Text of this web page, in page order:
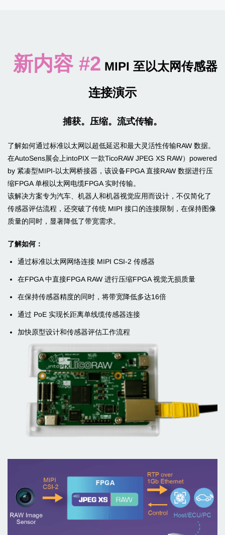
新内容 #2 MIPI 至以太网传感器
连接演示
捕获。压缩。流式传输。
了解如何通过标准以太网以超低延迟和最大灵活性传输RAW 数据。
在AutoSens展会上intoPIX 一款TicoRAW JPEG XS RAW）powered
by 紧凑型MIPI-以太网桥接器，该设备FPGA 直接RAW 数据进行压
缩FPGA 单根以太网电缆FPGA 实时传输。
该解决方案专为汽车、机器人和机器视觉应用而设计，不仅简化了
传感器评估流程，还突破了传统 MIPI 接口的连接限制，在保持图像
质量的同时，显著降低了带宽需求。
了解如何：
通过标准以太网网络连接 MIPI CSI-2 传感器
在FPGA 中直接FPGA RAW 进行压缩FPGA 视觉无损质量
在保持传感器精度的同时，将带宽降低多达16倍
通过 PoE 实现长距离单线缆传感器连接
加快原型设计和传感器评估工作流程